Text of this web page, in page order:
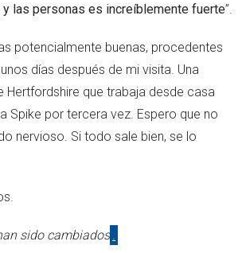
las personas es increíblemente fuerte”.
potencialmente buenas, procedentes
días después de mi visita. Una
Hertfordshire que trabaja desde casa
Spike por tercera vez. Espero que no
nervioso. Si todo sale bien, se lo
sido cambiados .